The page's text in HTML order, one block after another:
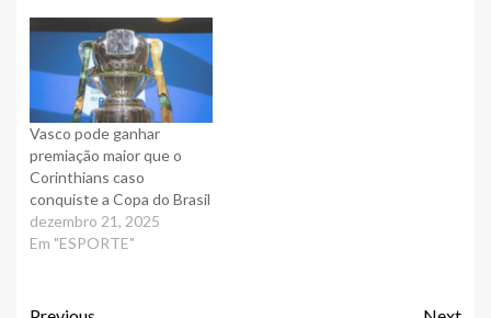
Vasco pode ganhar
premiação maior que o
Corinthians caso
conquiste a Copa do Brasil
dezembro 21, 2025
Em "ESPORTE"